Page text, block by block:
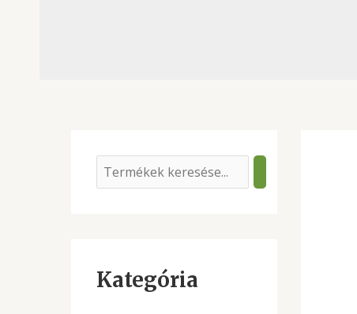
e
c
Kategória